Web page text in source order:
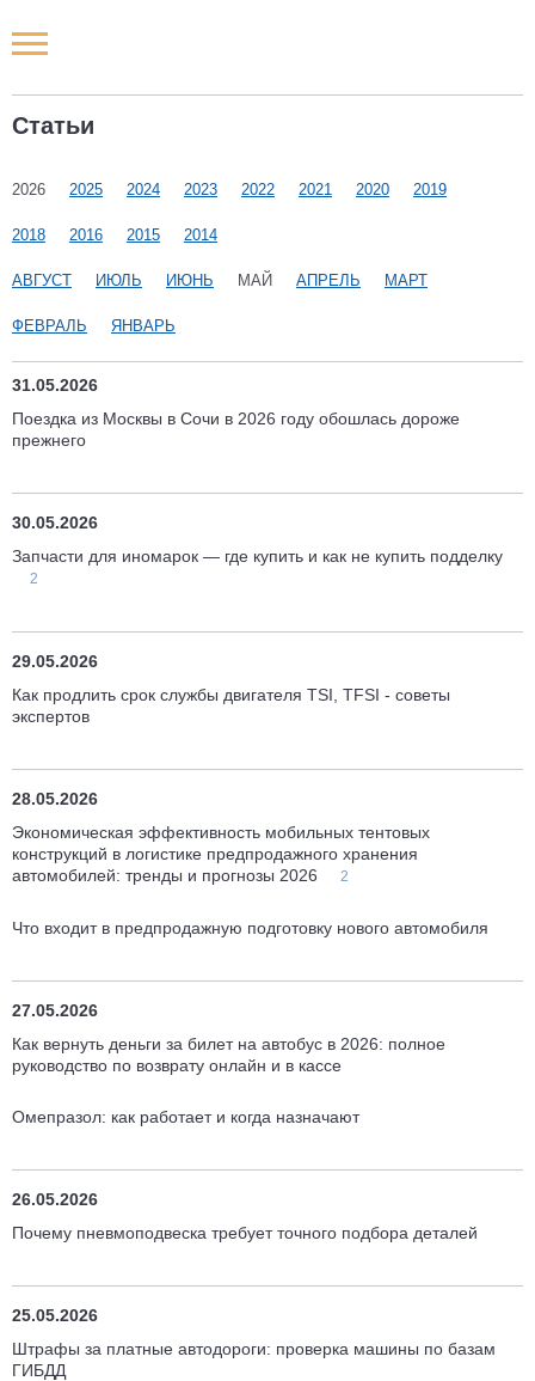
Статьи
2026 2025 2024 2023 2022 2021 2020 2019
2018 2016 2015 2014
АВГУСТ ИЮЛЬ ИЮНЬ МАЙ АПРЕЛЬ МАРТ
ФЕВРАЛЬ ЯНВАРЬ
31.05.2026
Поездка из Москвы в Сочи в 2026 году обошлась дороже
прежнего
30.05.2026
Запчасти для иномарок — где купить и как не купить подделку
2
29.05.2026
Как продлить срок службы двигателя TSI, TFSI - советы
экспертов
28.05.2026
Экономическая эффективность мобильных тентовых
конструкций в логистике предпродажного хранения
автомобилей: тренды и прогнозы 2026
2
Что входит в предпродажную подготовку нового автомобиля
27.05.2026
Как вернуть деньги за билет на автобус в 2026: полное
руководство по возврату онлайн и в кассе
Омепразол: как работает и когда назначают
26.05.2026
Почему пневмоподвеска требует точного подбора деталей
25.05.2026
Штрафы за платные автодороги: проверка машины по базам
ГИБДД
Новости РФ
Наши мероприятия
Статьи